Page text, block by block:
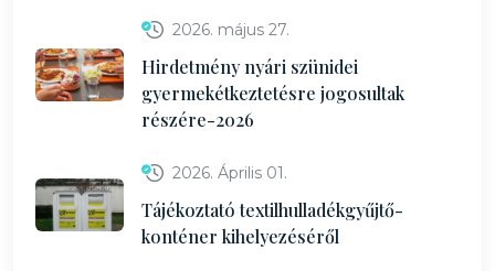
2026. május 27.
Hirdetmény nyári szünidei
gyermekétkeztetésre jogosultak
részére-2026
2026. Április 01.
Tájékoztató textilhulladékgyűjtő-
konténer kihelyezéséről